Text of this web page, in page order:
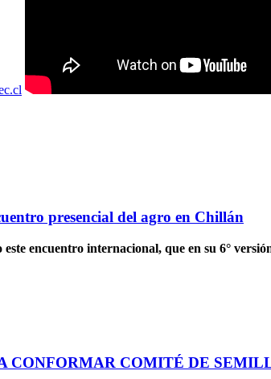
presencial del agro en Chillán
encuentro internacional, que en su 6°
CONFORMAR COMITÉ DE